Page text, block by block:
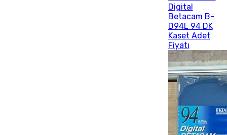
Digital
Betacam B-
D94L 94 DK
Kaset Adet
Fiyatı